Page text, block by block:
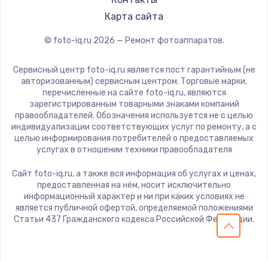
Карта сайта
© foto-iq.ru 2026 — Ремонт фотоаппаратов.
Сервисный центр foto-iq.ru является пост гарантийным (не
авторизованным) сервисным центром. Торговые марки,
перечисленные на сайте foto-iq.ru, являются
зарегистрированным товарными знаками компаний
правообладателей. Обозначения используется не с целью
индивидуализации соответствующих услуг по ремонту, а с
целью информирования потребителей о предоставляемых
услугах в отношении техники правообладателя
Сайт foto-iq.ru, а также вся информация об услугах и ценах,
предоставленная на нём, носит исключительно
информационный характер и ни при каких условиях не
является публичной офертой, определяемой положениями
Статьи 437 Гражданского кодекса Российской Федерации.